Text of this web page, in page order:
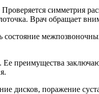
симметрия
Врач обращает
преимущества
дисков, поражение